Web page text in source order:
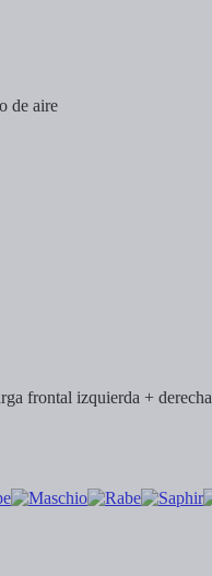
de aire
frontal izquierda + derecha